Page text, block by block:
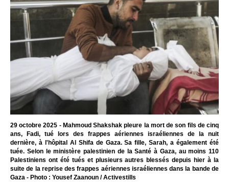
29 octobre 2025 - Mahmoud Shakshak pleure la mort de son fils de cinq
ans, Fadi, tué lors des frappes aériennes israéliennes de la nuit
dernière, à l'hôpital Al Shifa de Gaza. Sa fille, Sarah, a également été
tuée. Selon le ministère palestinien de la Santé à Gaza, au moins 110
Palestiniens ont été tués et plusieurs autres blessés depuis hier à la
suite de la reprise des frappes aériennes israéliennes dans la bande de
Gaza - Photo : Yousef Zaanoun / Activestills